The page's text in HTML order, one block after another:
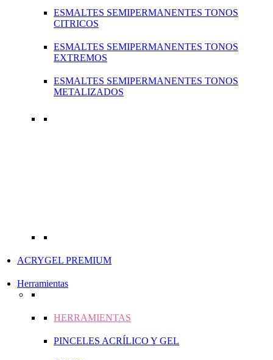
ESMALTES SEMIPERMANENTES TONOS
CITRICOS
ESMALTES SEMIPERMANENTES TONOS
EXTREMOS
ESMALTES SEMIPERMANENTES TONOS
METALIZADOS
ACRYGEL PREMIUM
Herramientas
HERRAMIENTAS
PINCELES ACRÍLICO Y GEL